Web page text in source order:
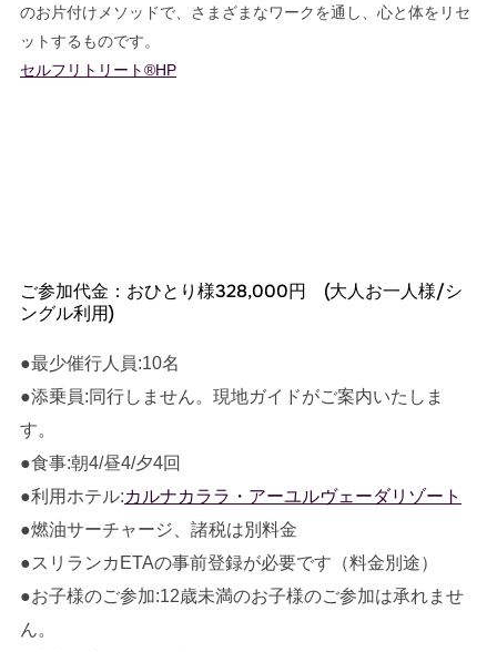
のお片付けメソッドで、さまざまなワークを通し、心と体をリセ
ットするものです。
セルフリトリート®︎HP
ご参加代金：おひとり様328,000円 (大人お一人様/シ
ングル利用)
●最少催行人員:10名
●添乗員:同行しません。現地ガイドがご案内いたしま
す。
●食事:朝4/昼4/夕4回
●利用ホテル:カルナカララ・アーユルヴェーダリゾート
●燃油サーチャージ、諸税は別料金
●スリランカETAの事前登録が必要です（料金別途）
●お子様のご参加:12歳未満のお子様のご参加は承れませ
ん。